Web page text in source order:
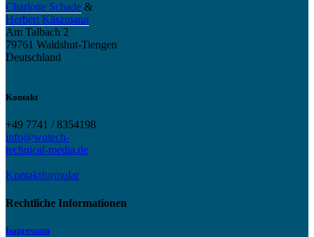
Charlotte Schade &
Herbert Käszmann
Am Talbach 2
79761 Waldshut-Tiengen
Deutschland
Kontakt
+49 7741 / 8354198
info@wotech-
technical-media.de
Kontaktformular
Rechtliche Informationen
Impressum